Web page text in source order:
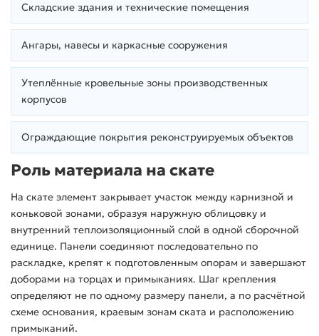
Складские здания и технические помещения
Ангары, навесы и каркасные сооружения
Утеплённые кровельные зоны производственных
корпусов
Ограждающие покрытия реконструируемых объектов
Роль материала на скате
На скате элемент закрывает участок между карнизной и
коньковой зонами, образуя наружную облицовку и
внутренний теплоизоляционный слой в одной сборочной
единице. Панели соединяют последовательно по
раскладке, крепят к подготовленным опорам и завершают
доборами на торцах и примыканиях. Шаг крепления
определяют не по одному размеру панели, а по расчётной
схеме основания, краевым зонам ската и расположению
примыканий.